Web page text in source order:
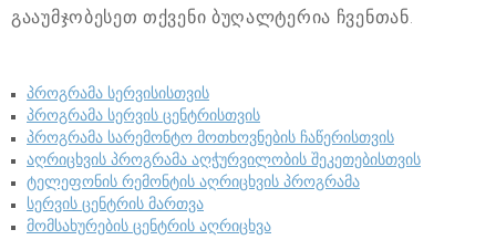
გააუმჯობესეთ თქვენი ბუღალტერია ჩვენთან.
პროგრამა სერვისისთვის
პროგრამა სერვის ცენტრისთვის
პროგრამა სარემონტო მოთხოვნების ჩაწერისთვის
აღრიცხვის პროგრამა აღჭურვილობის შეკეთებისთვის
ტელეფონის რემონტის აღრიცხვის პროგრამა
სერვის ცენტრის მართვა
მომსახურების ცენტრის აღრიცხვა